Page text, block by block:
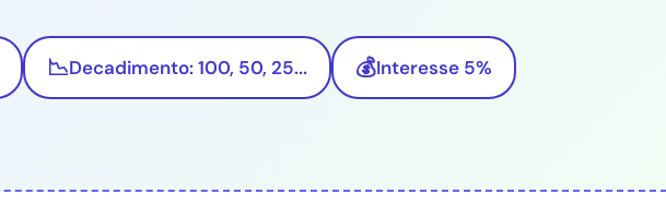
📉Decadimento: 100, 50, 25... 💰Interesse 5%